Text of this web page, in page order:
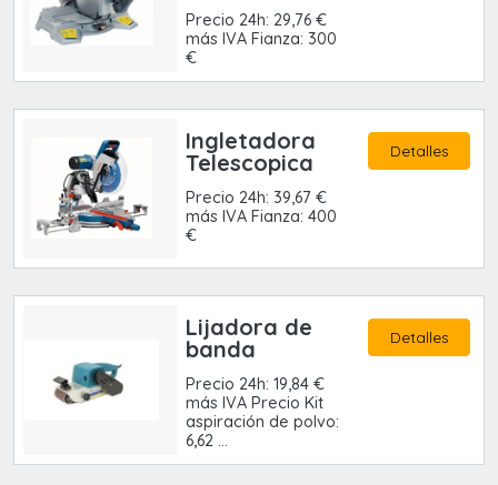
Precio 24h: 29,76 €
más IVA Fianza: 300
€
Ingletadora
Telescopica
Precio 24h: 39,67 €
más IVA Fianza: 400
€
Detalles
Lijadora de
banda
Precio 24h: 19,84 €
más IVA Precio Kit
aspiración de polvo:
6,62 ...
Detalles